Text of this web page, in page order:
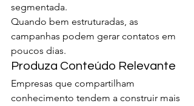
segmentada.
Quando bem estruturadas, as
campanhas podem gerar contatos em
poucos dias.
Produza Conteúdo Relevante
Empresas que compartilham
conhecimento tendem a construir mais